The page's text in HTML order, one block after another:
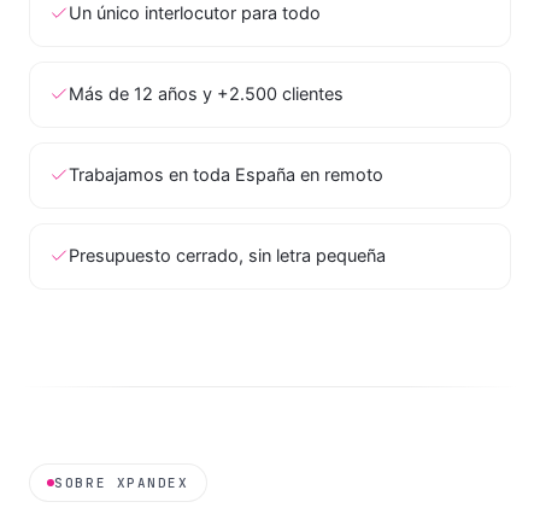
Un único interlocutor para todo
Más de 12 años y +2.500 clientes
Trabajamos en toda España en remoto
Presupuesto cerrado, sin letra pequeña
SOBRE XPANDEX